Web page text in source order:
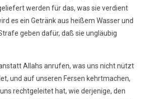
werden für das, was sie verdient
es ein Getränk aus heißem Wasser und
geben dafür, daß sie ungläubig
Allahs anrufen, was uns nicht nützt
und auf unseren Fersen kehrtmachen,
rechtgeleitet hat, wie derjenige, den